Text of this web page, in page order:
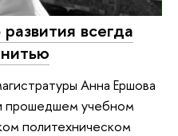
всегда
Анна Ершова
прошедшем учебном
политехническом